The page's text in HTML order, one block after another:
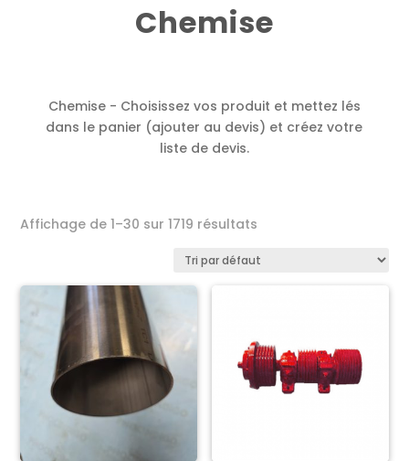
Chemise
Chemise - Choisissez vos produit et mettez lés
dans le panier (ajouter au devis) et créez votre
liste de devis.
Affichage de 1–30 sur 1719 résultats